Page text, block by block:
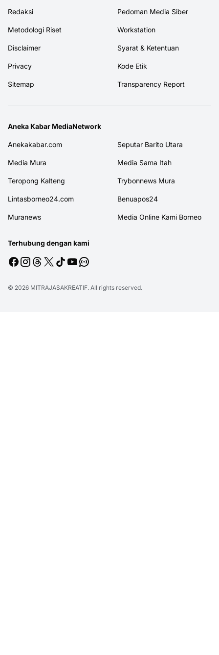
Redaksi Pedoman Media Siber
Metodologi Riset Workstation
Disclaimer Syarat & Ketentuan
Privacy Kode Etik
Sitemap Transparency Report
Aneka Kabar MediaNetwork
Anekakabar.com Seputar Barito Utara
Media Mura Media Sama Itah
Teropong Kalteng Trybonnews Mura
Lintasborneo24.com Benuapos24
Muranews Media Online Kami Borneo
Terhubung dengan kami
© 2026 MITRAJASAKREATIF. All rights reserved.